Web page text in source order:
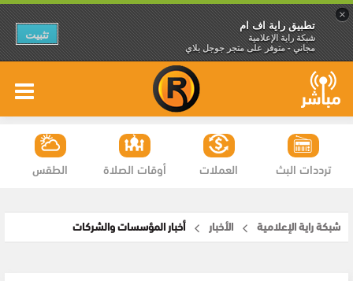
×
تطبيق راية اف ام
شبكة راية الإعلامية
مجاني - متوفر على متجر جوجل بلاي
تثبيت
الطقس أوقات الصلاة العملات ترددات البث
شبكة راية الإعلامية الأخبار أخبار المؤسسات والشركات